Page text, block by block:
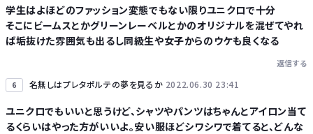
学生はよほどのファッション変態でもない限りユニクロで十分
そこにビームスとかグリーンレーベルとかのオリジナルを混ぜてやれ
ば垢抜けた雰囲気も出るし同級生や女子からのウケも良くなる
返信する
6 名無しはプレタポルテの夢を見るか 2022.06.30 23:41
ユニクロでもいいと思うけど、シャツやパンツはちゃんとアイロン当て
るくらいはやった方がいいよ。安い服ほどシワシワで着てると、どんな